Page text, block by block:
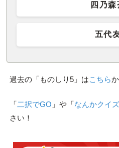
四乃森
五代
過去の「ものしり5」はこちらか
「二択でGO 」や「なんかクイ
さい！